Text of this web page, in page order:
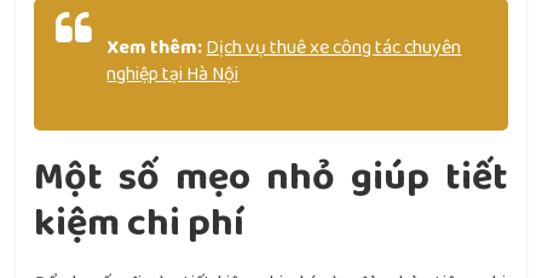
Xem thêm:Dịch vụ thuê xe công tác chuyên
nghiệp tại Hà Nội
Một số mẹo nhỏ giúp tiết
kiệm chi phí